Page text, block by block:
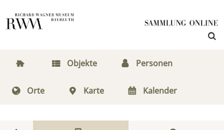
Objekte Personen
Orte Karte Kalender